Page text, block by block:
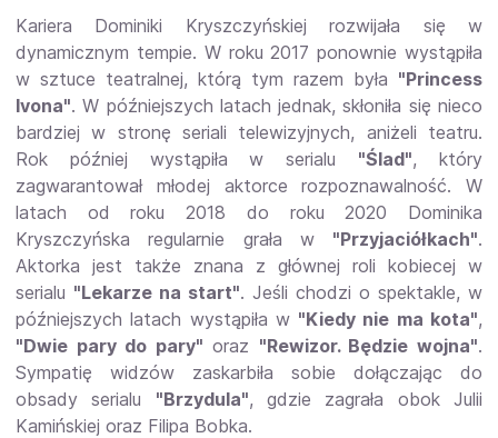
Kariera Dominiki Kryszczyńskiej rozwijała się w
dynamicznym tempie. W roku 2017 ponownie wystąpiła
w sztuce teatralnej, którą tym razem była "Princess
Ivona". W późniejszych latach jednak, skłoniła się nieco
bardziej w stronę seriali telewizyjnych, aniżeli teatru.
Rok później wystąpiła w serialu "Ślad", który
zagwarantował młodej aktorce rozpoznawalność. W
latach od roku 2018 do roku 2020 Dominika
Kryszczyńska regularnie grała w "Przyjaciółkach".
Aktorka jest także znana z głównej roli kobiecej w
serialu "Lekarze na start". Jeśli chodzi o spektakle, w
późniejszych latach wystąpiła w "Kiedy nie ma kota",
"Dwie pary do pary" oraz "Rewizor. Będzie wojna".
Sympatię widzów zaskarbiła sobie dołączając do
obsady serialu "Brzydula", gdzie zagrała obok Julii
Kamińskiej oraz Filipa Bobka.